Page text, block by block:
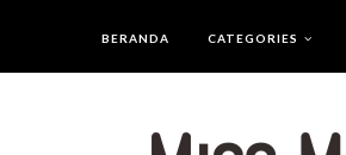
BERANDA CATEGORIES